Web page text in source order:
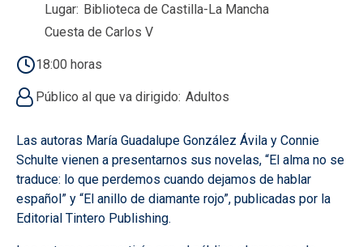
Lugar Biblioteca de Castilla-La Mancha
Cuesta de Carlos V
18:00 horas
Público al que va dirigido Adultos
Las autoras María Guadalupe González Ávila y Connie
Schulte vienen a presentarnos sus novelas, “El alma no se
traduce: lo que perdemos cuando dejamos de hablar
español” y “El anillo de diamante rojo”, publicadas por la
Editorial Tintero Publishing.